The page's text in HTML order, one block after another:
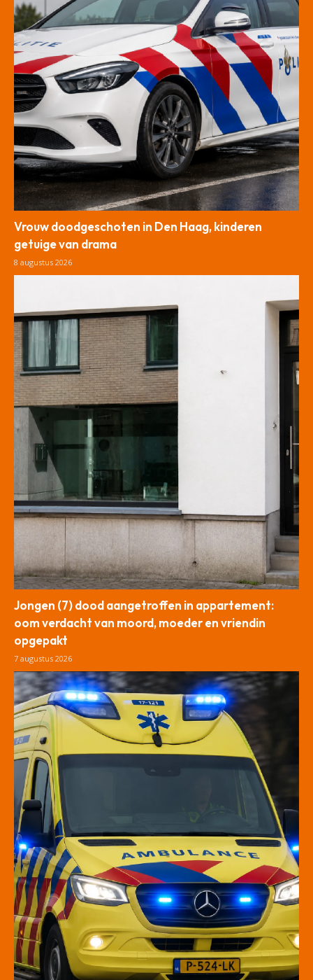
Vrouw doodgeschoten in Den Haag, kinderen
getuige van drama
8 augustus 2026
Jongen (7) dood aangetroffen in appartement:
oom verdacht van moord, moeder en vriendin
opgepakt
7 augustus 2026